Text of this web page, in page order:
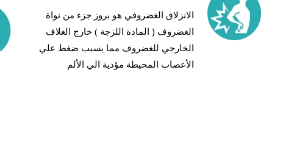
الانزلاق الغضروفي هو بروز جزء من نواة
الغضروف ( المادة اللزجة ) خارج الغلاف
الخارجي للغضروف مما يسبب ضغط علي
الأعصاب المحيطة مؤدية الي الألم